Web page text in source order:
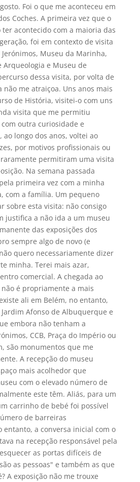
Foi o que me aconteceu em
Coches. A primeira vez que o
acontecido com a maioria das
foi em contexto de visita
Museu da Marinha,
Arqueologia e Museu de
dessa visita, por volta de
não me atraiçoa. Uns anos mais
de História, visitei-o com uns
visita que me permitiu
outra curiosidade e
ao longo dos anos, voltei ao
por motivos profissionais ou
permitiram uma visita
Na semana passada
primeira vez com a minha
com a família. Um pequeno
sobre esta visita: não consigo
justifica a não ida a um museu
das exposições dos
sempre algo de novo (e
quero necessariamente dizer
minha. Terei mais azar,
comercial. A chegada ao
não é propriamente a mais
ali em Belém, no entanto,
Afonso de Albuquerque e
embora não tenham a
CCB, Praça do Império ou
são monumentos que me
A recepção do museu
mais acolhedor que
com o elevado número de
este têm. Aliás, para um
carrinho de bebé foi possível
de barreiras
entanto, a conversa inicial com o
na recepção responsável pela
as portas difíceis de
as pessoas" e também as que
A exposição não me trouxe